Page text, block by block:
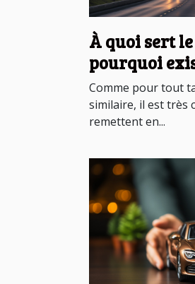
À quoi sert
pourquoi
Comme pour tout
similaire, il est très
remettent en...